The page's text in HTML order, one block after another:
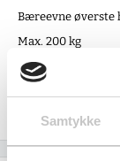
Samtykke
Bæreevne øverste
Max. 200 kg
Egenvægt 27 kg